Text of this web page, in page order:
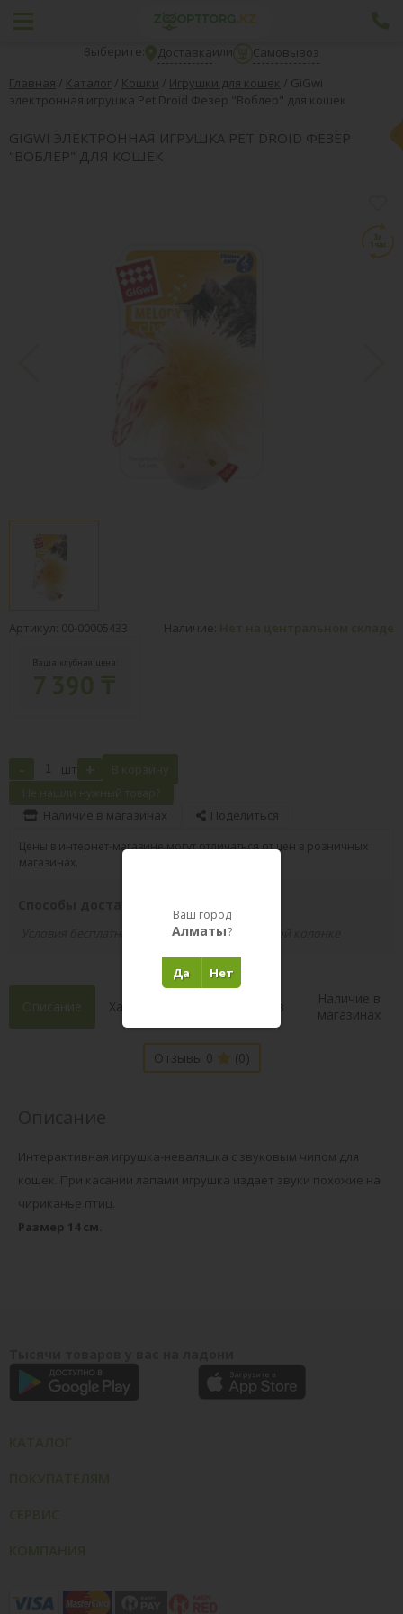
Выберите: Доставкаили
Самовывоз
Главная / Каталог / Кошки / Игрушки для кошек / GiGwi
электронная игрушка Pet Droid Фезер "Воблер" для кошек
GIGWI ЭЛЕКТРОННАЯ ИГРУШКА PET DROID ФЕЗЕР
"ВОБЛЕР" ДЛЯ КОШЕК
Артикул: 00-00005433 Наличие: Нет на центральном складе
Ваша клубная цена:
- шт + В корзину
Не нашли нужный товар?
Наличие в магазинах Поделиться
Цены в интернет-магазине могут отличаться от цен в розничных
магазинах.
Условия бесплатной доставки указаны в правой колонке
Описание Характеристики Состав
Наличие в
магазинах
Отзывы 0 (0)
Интерактивная игрушка-неваляшка с звуковым чипом для
кошек. При касании лапами игрушка издает звуки похожие на
чириканье птиц.
Размер 14 см.
Ваш город
Алматы?
Нет
Да